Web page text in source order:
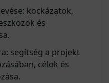
kockázatok,
és
segítség a projekt
célok és